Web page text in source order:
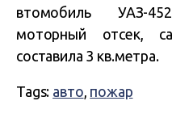
втомобиль УАЗ-
моторный отсек,
составила 3 кв.метра.
Tags: авто, пожар